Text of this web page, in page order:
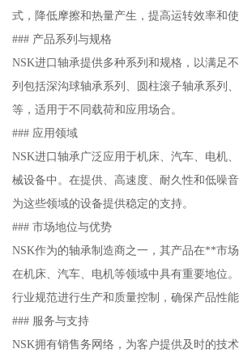
式，降低摩擦和热量产生，提高运转效率和使
### 产品系列与规格
NSK进口轴承提供多种系列和规格，以满足
列包括深沟球轴承系列、圆柱滚子轴承系列
等，适用于不同载荷和应用场合。
### 应用领域
NSK进口轴承广泛应用于机床、汽车、电机
械设备中。在提供、高速度、耐久性和低噪
为这些领域的设备提供稳定的支持。
### 市场地位与优势
NSK作为的轴承制造商之一，其产品在**市
在机床、汽车、电机等领域中具有重要地位
行业规范进行生产和质量控制，确保产品性能
### 服务与支持
NSK拥有销售务网络，为客户提供及时的技